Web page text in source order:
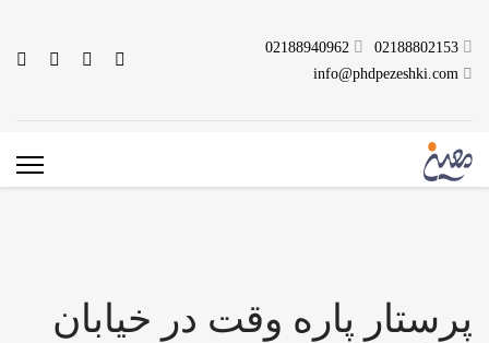
02188802153
02188940962
info@phdpezeshki.com
پرستار پاره وقت در خیابان